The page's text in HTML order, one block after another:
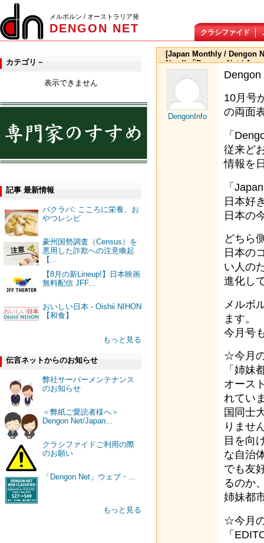
メルボルン / オーストラリア発
DENGON NET クラシファイド
カテゴリ－
表示できません
記事 最新情報
バクラバ: こころに栄養、お
やつレシピ
豪州国勢調査（Census）を
悪用した詐欺への注意喚起
【...
【8月の新Lineup!】日本映画
無料配信 JFF...
おいしい日本 - Oishii NIHON
【和食】
もっと見る
伝言ネットからのお知らせ
弊社サーバーメンテナンス
のお知らせ
＜弊紙ご愛読者様へ＞
Dengon Net/Japan...
クラシファイドご利用の際
のお願い
「Dengon Net」ウェブ・...
もっと見る
[Japan Monthly / Dengon
Now!! 「Dengon Net /
DengonInfo
10月号
の両面
「
従来ど
情報を
「
日本好
日本の
どちら
日本の
い人の
進化し
メルボ
ます。
今月号
☆今月
「姉妹
オース
れてい
国同士
りませ
目を向
な自治
でも友
るのか
姉妹都
☆今月
「